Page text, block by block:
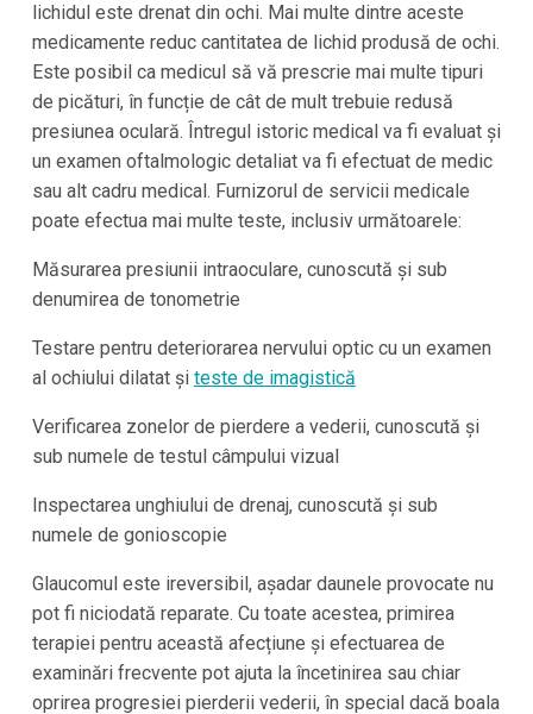
lichidul este drenat din ochi. Mai multe dintre aceste
medicamente reduc cantitatea de lichid produsă de ochi.
Este posibil ca medicul să vă prescrie mai multe tipuri
de picături, în funcție de cât de mult trebuie redusă
presiunea oculară. Întregul istoric medical va fi evaluat și
un examen oftalmologic detaliat va fi efectuat de medic
sau alt cadru medical. Furnizorul de servicii medicale
poate efectua mai multe teste, inclusiv următoarele:
Măsurarea presiunii intraoculare, cunoscută și sub
denumirea de tonometrie
Testare pentru deteriorarea nervului optic cu un examen
al ochiului dilatat și teste de imagistică
Verificarea zonelor de pierdere a vederii, cunoscută și
sub numele de testul câmpului vizual
Inspectarea unghiului de drenaj, cunoscută și sub
numele de gonioscopie
Glaucomul este ireversibil, așadar daunele provocate nu
pot fi niciodată reparate. Cu toate acestea, primirea
terapiei pentru această afecțiune și efectuarea de
examinări frecvente pot ajuta la încetinirea sau chiar
oprirea progresiei pierderii vederii, în special dacă boala